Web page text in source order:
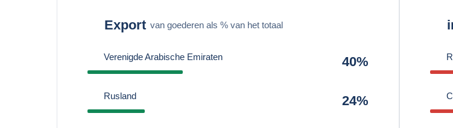
Export van goederen als % van het totaal
Verenigde Arabische Emiraten 40%
Rusland 24%